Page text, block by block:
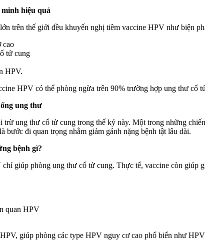
hiệu quả
trên thế giới đều khuyến nghị tiêm vaccine HPV như biện
cao
tử cung
HPV.
HPV có thể phòng ngừa trên 90% trường hợp ung thư cổ
ung thư
trừ ung thư cổ tử cung trong thế kỷ này. Một trong những
bước đi quan trọng nhằm giảm gánh nặng bệnh tật lâu dài.
bệnh gì?
giúp phòng ung thư cổ tử cung. Thực tế, vaccine còn giúp
quan HPV
giúp phòng các type HPV nguy cơ cao phổ biến như